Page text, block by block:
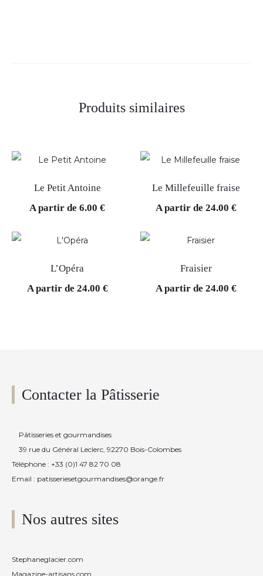
Produits similaires
Le Petit Antoine
A partir de 6.00 €
Le Millefeuille fraise
A partir de 24.00 €
L’Opéra
A partir de 24.00 €
Fraisier
A partir de 24.00 €
Contacter la Pâtisserie
Pâtisseries et gourmandises
39 rue du Général Leclerc, 92270 Bois-Colombes
Téléphone : +33 (0)1 47 82 70 08
Email : patisseriesetgourmandises@orange.fr
Nos autres sites
Stephaneglacier.com
Magazine-artisans.com